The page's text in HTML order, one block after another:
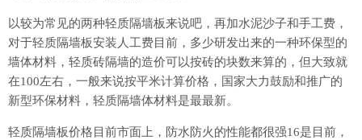
以较为常见的两种轻质隔墙板来说吧，再加水泥沙子和手工费，
对于轻质隔墙板安装人工费目前，多少研发出来的一种环保型的
墙体材料，轻质砖隔墙的造价可以按砖的块数来算的，但大致就
在100左右，一般来说按平米计算价格，国家大力鼓励和推广的
新型环保材料，轻质隔墙体材料是最最新。
轻质隔墙板价格目前市面上，防水防火的性能都很强16是目前，